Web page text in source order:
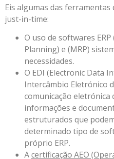
Eis algumas das
just-in-time:
O uso de softwares
Planning) e (MRP)
necessidades.
O EDI (Electronic Data
Intercâmbio Eletrónico
comunicação eletrónica
informações e
estruturados que
determinado tipo de
próprio ERP.
Acertificação AEO